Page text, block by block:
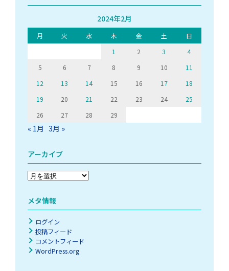
2024年2月
月 火 水 木 金 土
日
1
2 3
4
5
6 7 8 9 10
11
12
13 14 15 16 17
18
19
20 21 22 23 24
25
26
27 28 29
« 1月 3月 »
アーカイブ
ア
カ
イ
ブ
メタ情報
ログイン
投稿フィード
コメントフィード
WordPress.org